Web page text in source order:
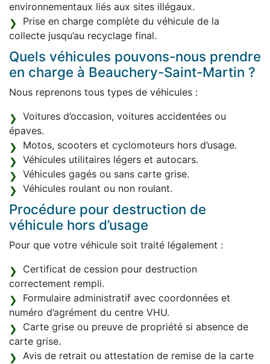
environnementaux liés aux sites illégaux.
Prise en charge complète du véhicule de la
collecte jusqu’au recyclage final.
Quels véhicules pouvons-nous prendre
en charge à Beauchery-Saint-Martin ?
Nous reprenons tous types de véhicules :
Voitures d’occasion, voitures accidentées ou
épaves.
Motos, scooters et cyclomoteurs hors d’usage.
Véhicules utilitaires légers et autocars.
Véhicules gagés ou sans carte grise.
Véhicules roulant ou non roulant.
Procédure pour destruction de
véhicule hors d’usage
Pour que votre véhicule soit traité légalement :
Certificat de cession pour destruction
correctement rempli.
Formulaire administratif avec coordonnées et
numéro d’agrément du centre VHU.
Carte grise ou preuve de propriété si absence de
carte grise.
Avis de retrait ou attestation de remise de la carte